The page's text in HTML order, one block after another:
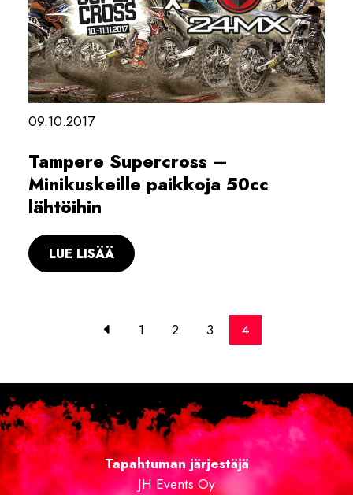
09.10.2017
Tampere Supercross –
Minikuskeille paikkoja 50cc
lähtöihin
LUE LISÄÄ
1 2 3 4
Tapahtuman järjestäjä
JH Events Oy